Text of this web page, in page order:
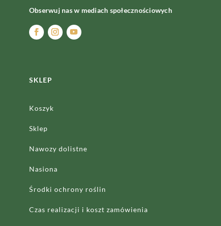
Obserwuj nas w mediach społecznościowych
SKLEP
Koszyk
Sklep
Nawozy dolistne
Nasiona
Środki ochrony roślin
Czas realizacji i koszt zamówienia